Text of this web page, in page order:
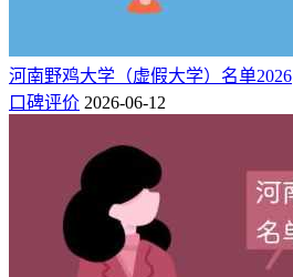
河南野鸡大学（虚假大学）名单2026
口碑评价 2026-06-12